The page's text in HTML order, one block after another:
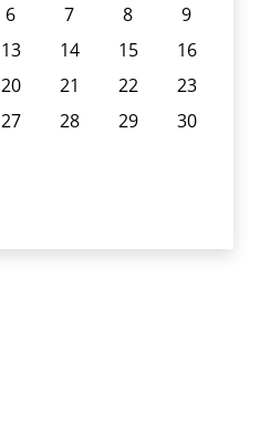
6 7 8
9
13 14 15
16
20 21 22
23
27 28 29
30